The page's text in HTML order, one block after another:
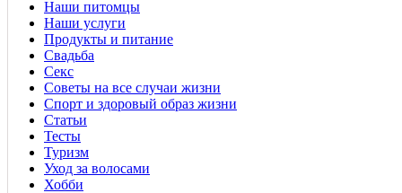
Наши питомцы
Наши услуги
Продукты и питание
Свадьба
Секс
Советы на все случаи жизни
Спорт и здоровый образ жизни
Статьи
Тесты
Туризм
Уход за волосами
Хобби